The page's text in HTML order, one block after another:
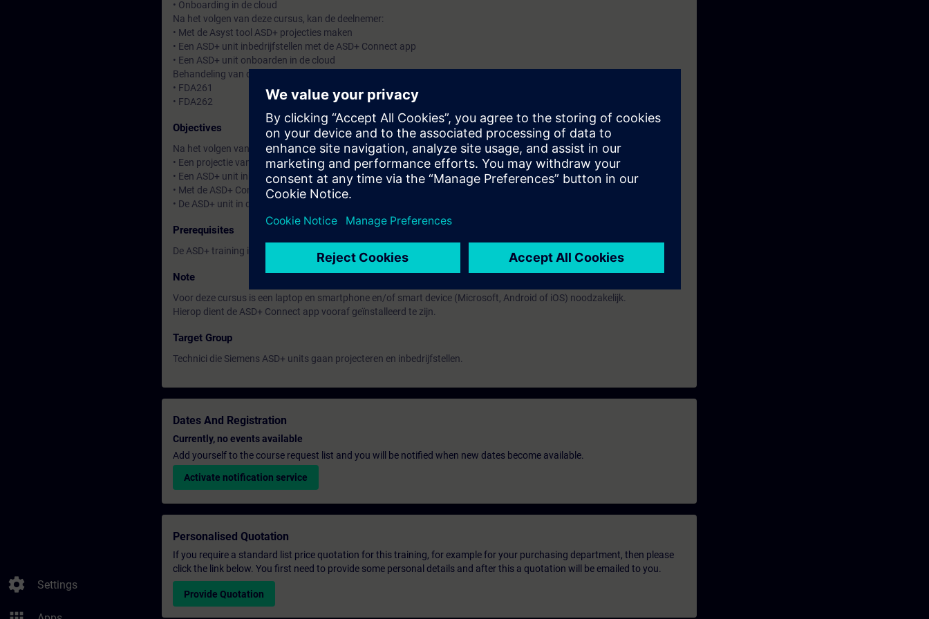
settings Settings
• Onboarding in de cloud
Na het volgen van deze cursus, kan de deelnemer:
• Met de Asyst tool ASD+ projecties maken
• Een ASD+ unit inbedrijfstellen met de ASD+ Connect app
• Een ASD+ unit onboarden in de cloud
Behandeling van de aanzuigunits:
• FDA261
• FDA262
Objectives
Na het volgen van deze cursus beschikt de deelnemer over alle noodzakelijke theoretische en praktische kennis om:
• Een projectie van een ASD+ systeem te kunnen maken
• Een ASD+ unit inbedrijf te kunnen nemen
• Met de ASD+ Connect app te werken
• De ASD+ unit in de cloud op te kunnen nemen
Prerequisites
De ASD+ training is uitsluitend bedoeld voor technici die reeds de Siemens ASD Standaard training gevolgd hebben.
Note
Voor deze cursus is een laptop en smartphone en/of smart device (Microsoft, Android of iOS) noodzakelijk.
Hierop dient de ASD+ Connect app vooraf geïnstalleerd te zijn.
Target Group
Technici die Siemens ASD+ units gaan projecteren en inbedrijfstellen.
Dates And Registration
Currently, no events available
Add yourself to the course request list and you will be notified when new dates become available.
Activate notification service
Personalised Quotation
If you require a standard list price quotation for this training, for example for your purchasing department, then please
click the link below. You first need to provide some personal details and after this a quotation will be emailed to you.
Provide Quotation